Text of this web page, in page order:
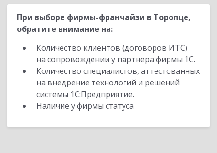
При выборе фирмы-франчайзи в Торопце,
обратите внимание на:
Количество клиентов (договоров ИТС)
на сопровождении у партнера фирмы 1С.
Количество специалистов, аттестованных
на внедрение технологий и решений
системы 1С:Предприятие.
Наличие у фирмы статуса